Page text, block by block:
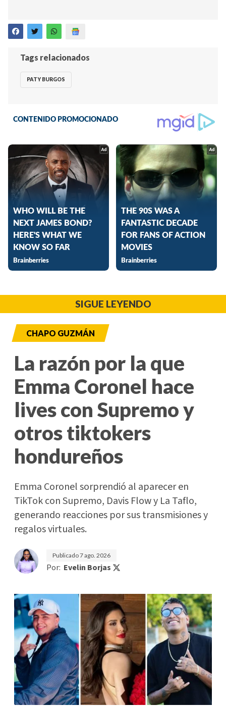
Tags relacionados
PATY BURGOS
SIGUE LEYENDO
CHAPO GUZMÁN
La razón por la que
Emma Coronel hace
lives con Supremo y
otros tiktokers
hondureños
Emma Coronel sorprendió al aparecer en
TikTok con Supremo, Davis Flow y La Taflo,
generando reacciones por sus transmisiones y
regalos virtuales.
Publicado7 ago. 2026
Por: Evelin Borjas